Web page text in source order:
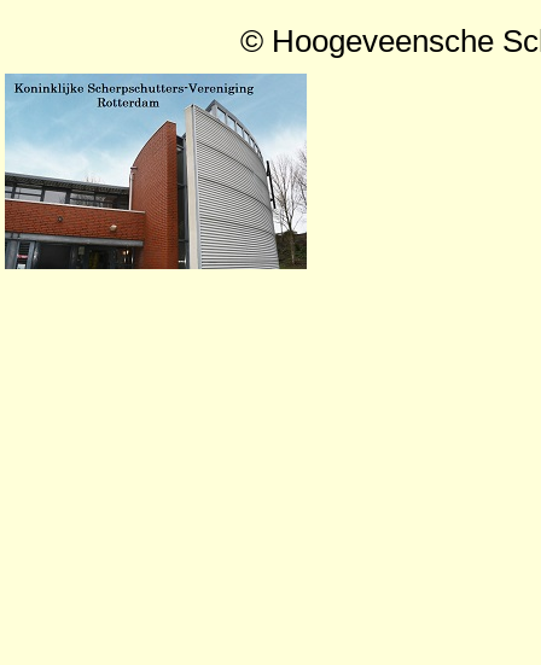
© Hoogeveensche